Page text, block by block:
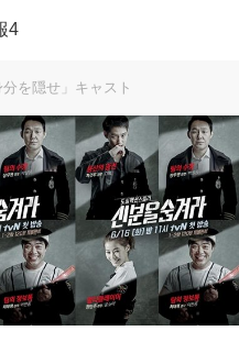
4
を隠せ」キャスト